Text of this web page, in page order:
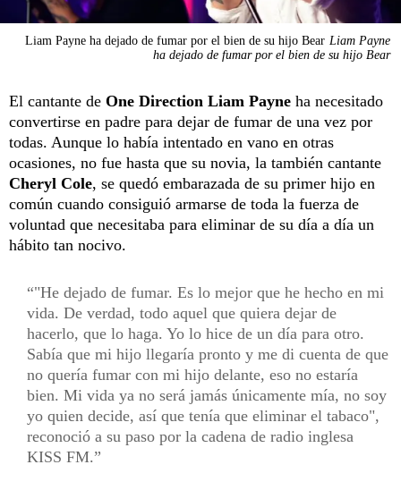
Liam Payne ha dejado de fumar por el bien de su hijo Bear Liam Payne
ha dejado de fumar por el bien de su hijo Bear
El cantante de One Direction Liam Payne ha necesitado
convertirse en padre para dejar de fumar de una vez por
todas. Aunque lo había intentado en vano en otras
ocasiones, no fue hasta que su novia, la también cantante
Cheryl Cole, se quedó embarazada de su primer hijo en
común cuando consiguió armarse de toda la fuerza de
voluntad que necesitaba para eliminar de su día a día un
hábito tan nocivo.
"He dejado de fumar. Es lo mejor que he hecho en mi
vida. De verdad, todo aquel que quiera dejar de
hacerlo, que lo haga. Yo lo hice de un día para otro.
Sabía que mi hijo llegaría pronto y me di cuenta de que
no quería fumar con mi hijo delante, eso no estaría
bien. Mi vida ya no será jamás únicamente mía, no soy
yo quien decide, así que tenía que eliminar el tabaco",
reconoció a su paso por la cadena de radio inglesa
KISS FM.